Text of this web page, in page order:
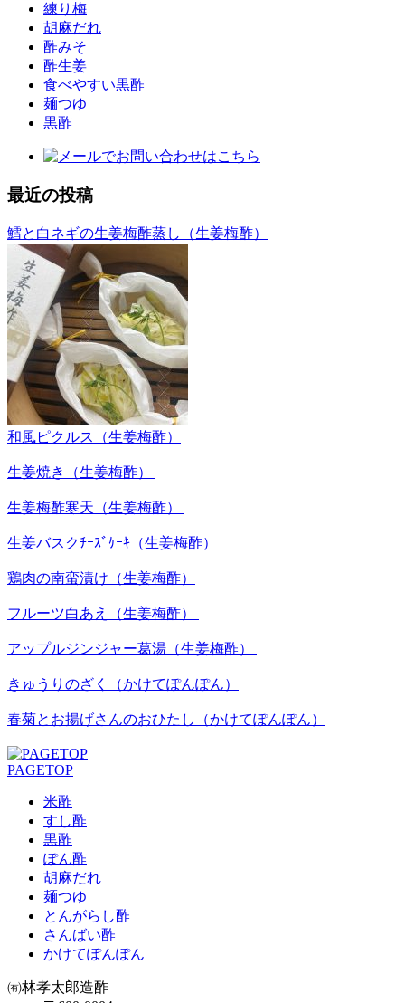
練り梅
胡麻だれ
酢みそ
酢生姜
食べやすい黒酢
麺つゆ
黒酢
最近の投稿
鱈と白ネギの生姜梅酢蒸し（生姜梅酢）
和風ピクルス（生姜梅酢）
生姜焼き（生姜梅酢）
生姜梅酢寒天（生姜梅酢）
生姜バスクﾁｰｽﾞｹｰｷ（生姜梅酢）
鶏肉の南蛮漬け（生姜梅酢）
フルーツ白あえ（生姜梅酢）
アップルジンジャー葛湯（生姜梅酢）
きゅうりのざく（かけてぽんぽん）
春菊とお揚げさんのおひたし（かけてぽんぽん）
PAGETOP
米酢
すし酢
黒酢
ぽん酢
胡麻だれ
麺つゆ
とんがらし酢
さんばい酢
かけてぽんぽん
㈲林孝太郎造酢